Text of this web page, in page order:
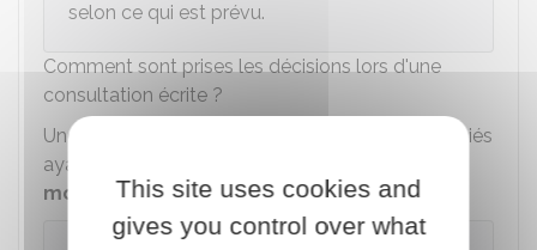
selon ce qui est prévu.
Comment sont prises les décisions lors d'une
consultation écrite ?
Une décision est adoptée dès lors que les associés
ayant pris part au vote représentent
moitié des actions.
This site uses cookies and
gives you control over what